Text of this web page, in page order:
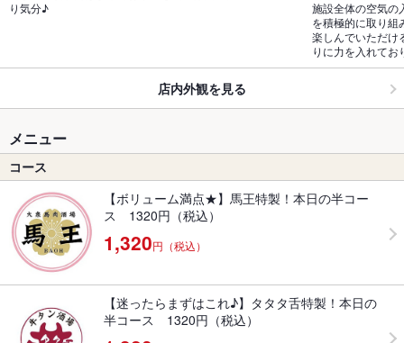
り気分♪
施設全体の空気の
を積極的に取り組
楽しんでいただけ
りに力を入れてお
店内外観を見る
メニュー
コース
【ボリューム満点★】馬王特製！本日の半コー
ス 1320円（税込）
1,320円（税込）
【迷ったらまずはこれ♪】タタタ舌特製！本日の
半コース 1320円（税込）